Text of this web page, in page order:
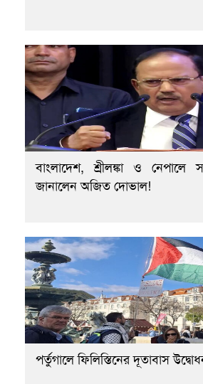
বাংলাদেশ, শ্রীলঙ্কা ও
জানালেন অজিত দোভাল!
পর্তুগালে ফিলিস্তিনের দূতাবাস